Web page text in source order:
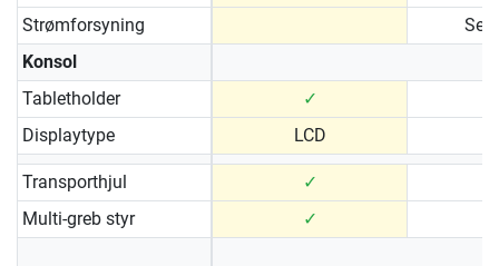
Strømforsyning
Konsol
Tabletholder
✓
Displaytype
LCD
Transporthjul ✓
Multi-greb styr
✓